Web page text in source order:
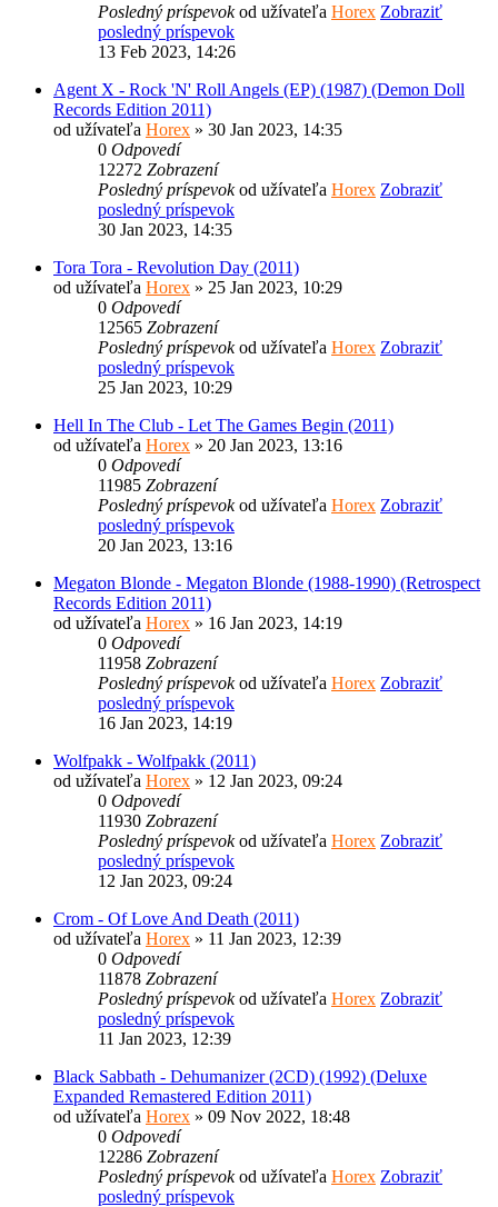
Posledný príspevokod užívateľa Horex Zobraziť
posledný príspevok
13 Feb 2023, 14:26
Agent X - Rock 'N' Roll Angels (EP) (1987) (Demon Doll
Records Edition 2011)
od užívateľa Horex » 30 Jan 2023, 14:35
0 Odpovedí
12272 Zobrazení
Posledný príspevokod užívateľa Horex Zobraziť
posledný príspevok
30 Jan 2023, 14:35
Tora Tora - Revolution Day (2011)
od užívateľa Horex » 25 Jan 2023, 10:29
0 Odpovedí
12565 Zobrazení
Posledný príspevokod užívateľa Horex Zobraziť
posledný príspevok
25 Jan 2023, 10:29
Hell In The Club - Let The Games Begin (2011)
od užívateľa Horex » 20 Jan 2023, 13:16
0 Odpovedí
11985 Zobrazení
Posledný príspevokod užívateľa Horex Zobraziť
posledný príspevok
20 Jan 2023, 13:16
Megaton Blonde - Megaton Blonde (1988-1990) (Retrospect
Records Edition 2011)
od užívateľa Horex » 16 Jan 2023, 14:19
0 Odpovedí
11958 Zobrazení
Posledný príspevokod užívateľa Horex Zobraziť
posledný príspevok
16 Jan 2023, 14:19
Wolfpakk - Wolfpakk (2011)
od užívateľa Horex » 12 Jan 2023, 09:24
0 Odpovedí
11930 Zobrazení
Posledný príspevokod užívateľa Horex Zobraziť
posledný príspevok
12 Jan 2023, 09:24
Crom - Of Love And Death (2011)
od užívateľa Horex » 11 Jan 2023, 12:39
0 Odpovedí
11878 Zobrazení
Posledný príspevokod užívateľa Horex Zobraziť
posledný príspevok
11 Jan 2023, 12:39
Black Sabbath - Dehumanizer (2CD) (1992) (Deluxe
Expanded Remastered Edition 2011)
od užívateľa Horex » 09 Nov 2022, 18:48
0 Odpovedí
12286 Zobrazení
Posledný príspevokod užívateľa Horex Zobraziť
posledný príspevok